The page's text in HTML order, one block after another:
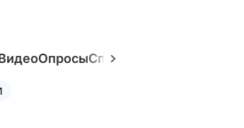
ОпросыСпецпроекты